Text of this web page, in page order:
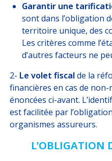
Garantir une
sont dans l’obligation
territoire unique, des
Les critères comme
d’autres facteurs ne
2- Le volet fiscalde la
financières en cas de
énoncées ci-avant.
est facilitée par
organismes assureurs.
L’OBLIGATION